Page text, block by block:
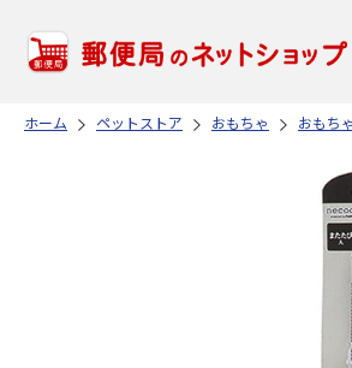
ホーム ペットストア おもちゃ おもち